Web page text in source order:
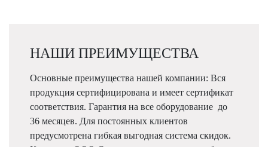
НАШИ ПРЕИМУЩЕСТВА
Основные преимущества нашей компании: Вся
продукция сертифицирована и имеет сертификат
соответствия. Гарантия на все оборудование до
36 месяцев. Для постоянных клиентов
предусмотрена гибкая выгодная система скидок.